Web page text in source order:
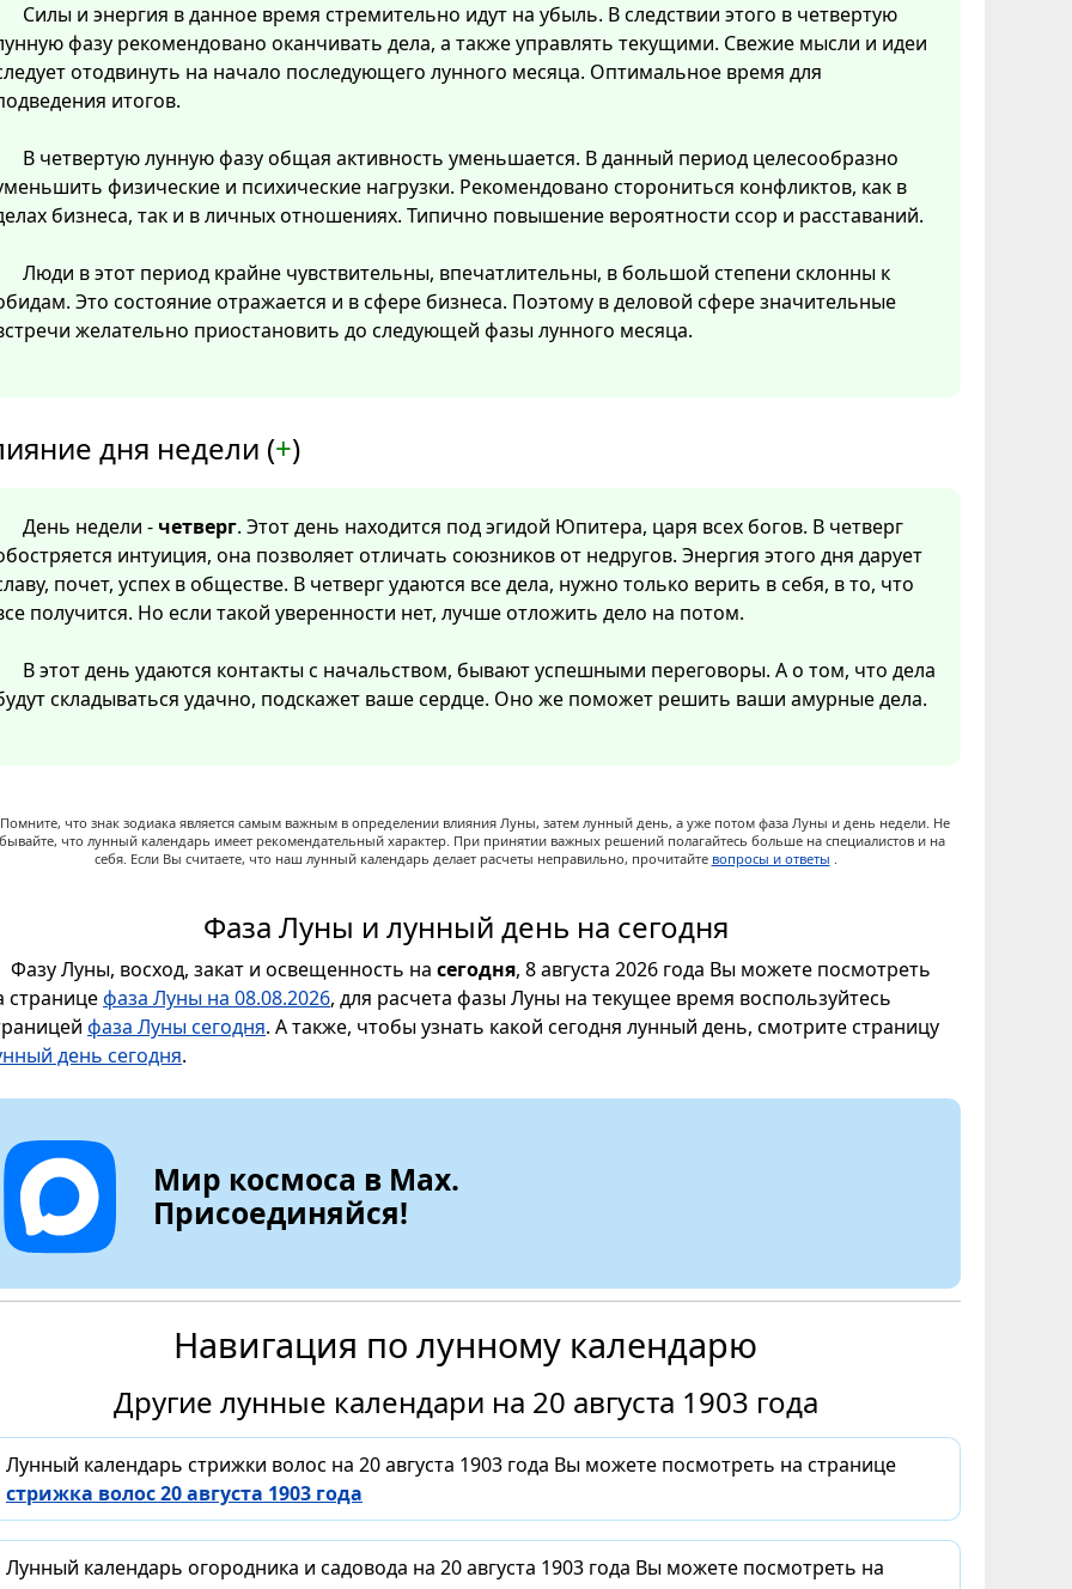
Силы и энергия в данное время стремительно идут на убыль. В следствии этого в четвертую
фазу рекомендовано оканчивать дела, а также управлять текущими. Свежие мысли и идеи
отодвинуть на начало последующего лунного месяца. Оптимальное время для
итогов.
В четвертую лунную фазу общая активность уменьшается. В данный период целесообразно
физические и психические нагрузки. Рекомендовано сторониться конфликтов, как в
бизнеса, так и в личных отношениях. Типично повышение вероятности ссор и расставаний.
Люди в этот период крайне чувствительны, впечатлительны, в большой степени склонны к
Это состояние отражается и в сфере бизнеса. Поэтому в деловой сфере значительные
желательно приостановить до следующей фазы лунного месяца.
дня недели (+)
День недели - четверг. Этот день находится под эгидой Юпитера, царя всех богов. В четверг
интуиция, она позволяет отличать союзников от недругов. Энергия этого дня дарует
почет, успех в обществе. В четверг удаются все дела, нужно только верить в себя, в то, что
получится. Но если такой уверенности нет, лучше отложить дело на потом.
В этот день удаются контакты с начальством, бывают успешными переговоры. А о том, что дела
складываться удачно, подскажет ваше сердце. Оно же поможет решить ваши амурные дела.
Помните, что знак зодиака является самым важным в определении влияния Луны, затем лунный день, а уже потом фаза Луны и день недели. Не
что лунный календарь имеет рекомендательный характер. При принятии важных решений полагайтесь больше на специалистов и на
себя. Если Вы считаете, что наш лунный календарь делает расчеты неправильно, прочитайте вопросы и ответы .
Фаза Луны и лунный день на сегодня
Фазу Луны, восход, закат и освещенность на сегодня, 8 августа 2026 года Вы можете посмотреть
страницефаза Луны на 08.08.2026, для расчета фазы Луны на текущее время воспользуйтесь
фаза Луны сегодня. А также, чтобы узнать какой сегодня лунный день, смотрите страницу
день сегодня.
Мир космоса в Max.
Присоединяйся!
Навигация по лунному календарю
Другие лунные календари на 20 августа 1903 года
Лунный календарь стрижки волос на 20 августа 1903 года Вы можете посмотреть на странице
стрижка волос 20 августа 1903 года
Лунный календарь огородника и садовода на 20 августа 1903 года Вы можете посмотреть на